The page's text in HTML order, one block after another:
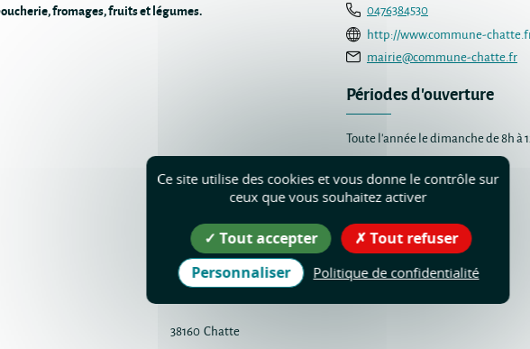
fromages, fruits et légumes.
0476384530
http://www.commune-
mairie@commune-chatte.fr
Périodes d'ouverture
Toute l'année le dimanche de 8h à
Tarif
38160 Chatte
Ce site utilise des cookies et vous donne le contrôle sur
ceux que vous souhaitez activer
Tout accepter
Tout refuser
Personnaliser
Politique de confidentialité